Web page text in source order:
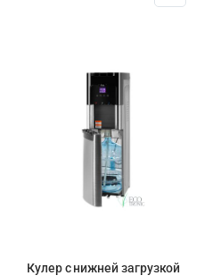
Кулер с нижней загрузкой